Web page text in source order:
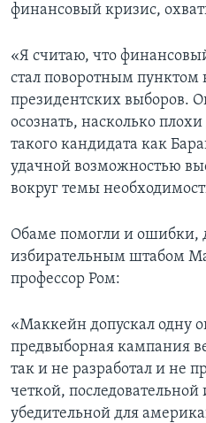
финансовый кризис,
«Я считаю, что
стал поворотным
президентских выборов.
осознать, насколько
такого кандидата как
удачной возможностью
вокруг темы
Обаме помогли и ошибки,
избирательным штабом
профессор Ром:
«Маккейн допускал одну
предвыборная кампания
так и не разработал и не
четкой,
убедительной для